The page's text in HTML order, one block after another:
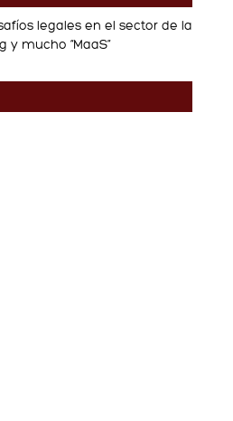
legales en el sector de la
y mucho “MaaS”